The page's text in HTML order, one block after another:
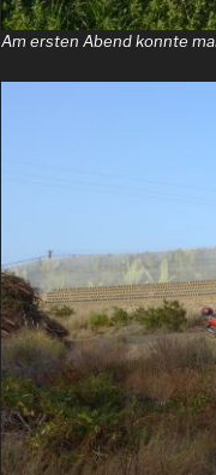
Am ersten Abend konnte